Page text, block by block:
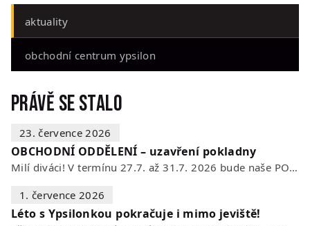
aktuality
obchodní centrum ypsilon
Právě se stalo
23. července 2026
OBCHODNÍ ODDĚLENÍ – uzavření pokladny
Milí diváci! V termínu 27.7. až 31.7. 2026 bude naše POKLADNA z technických…
1. července 2026
Léto s Ypsilonkou pokračuje i mimo jeviště!